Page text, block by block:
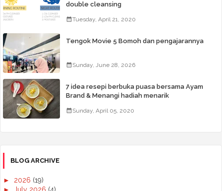
double cleansing
Tuesday, April 21, 2020
Tengok Movie 5 Bomoh dan pengajarannya
Sunday, June 28, 2026
7 idea resepi berbuka puasa bersama Ayam
Brand & Menangi hadiah menarik
Sunday, April 05, 2020
BLOG ARCHIVE
► 2026 (19)